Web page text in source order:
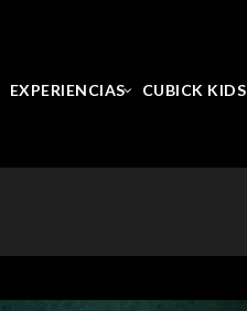
EXPERIENCIAS CUBICK KIDS